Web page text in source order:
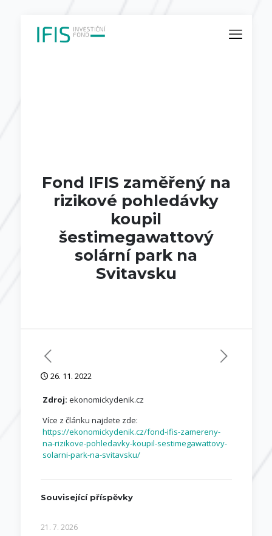
Fond IFIS zaměřený na
rizikové pohledávky
koupil
šestimegawattový
solární park na
Svitavsku
26. 11. 2022
Zdroj: ekonomickydenik.cz
Více z článku najdete zde:
https://ekonomickydenik.cz/fond-ifis-zamereny-
na-rizikove-pohledavky-koupil-sestimegawattovy-
solarni-park-na-svitavsku/
Související příspěvky
21. 7. 2026